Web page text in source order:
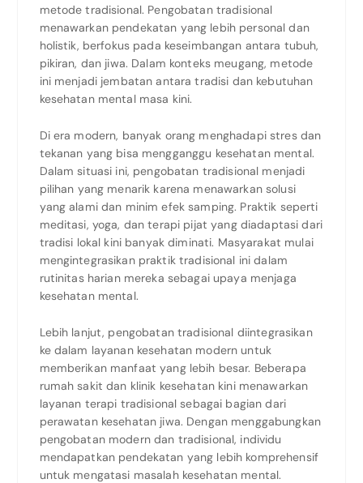
metode tradisional. Pengobatan tradisional
menawarkan pendekatan yang lebih personal dan
holistik, berfokus pada keseimbangan antara tubuh,
pikiran, dan jiwa. Dalam konteks meugang, metode
ini menjadi jembatan antara tradisi dan kebutuhan
kesehatan mental masa kini.
Di era modern, banyak orang menghadapi stres dan
tekanan yang bisa mengganggu kesehatan mental.
Dalam situasi ini, pengobatan tradisional menjadi
pilihan yang menarik karena menawarkan solusi
yang alami dan minim efek samping. Praktik seperti
meditasi, yoga, dan terapi pijat yang diadaptasi dari
tradisi lokal kini banyak diminati. Masyarakat mulai
mengintegrasikan praktik tradisional ini dalam
rutinitas harian mereka sebagai upaya menjaga
kesehatan mental.
Lebih lanjut, pengobatan tradisional diintegrasikan
ke dalam layanan kesehatan modern untuk
memberikan manfaat yang lebih besar. Beberapa
rumah sakit dan klinik kesehatan kini menawarkan
layanan terapi tradisional sebagai bagian dari
perawatan kesehatan jiwa. Dengan menggabungkan
pengobatan modern dan tradisional, individu
mendapatkan pendekatan yang lebih komprehensif
untuk mengatasi masalah kesehatan mental.